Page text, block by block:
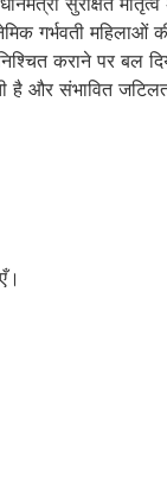
गर्भवती
कराने पर बल
है और संभावित